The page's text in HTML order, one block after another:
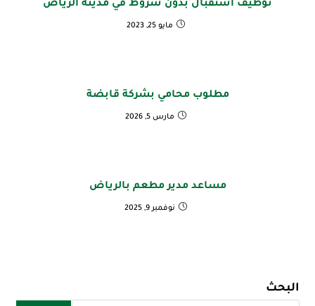
توظيف استقبال بدون شروط في مدينة الرياض
مايو 25, 2023
مطلوب محامي بشركة قابضة
مارس 5, 2026
مساعد مدير مطعم بالرياض
نوفمبر 9, 2025
البحث